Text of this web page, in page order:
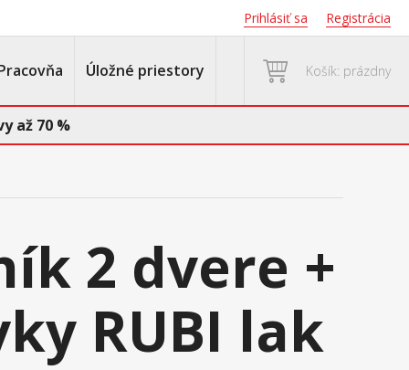
Prihlásiť sa Registrácia
Úložné priestory Košík: prázdny
až 70 %
2 dvere +
RUBI lak